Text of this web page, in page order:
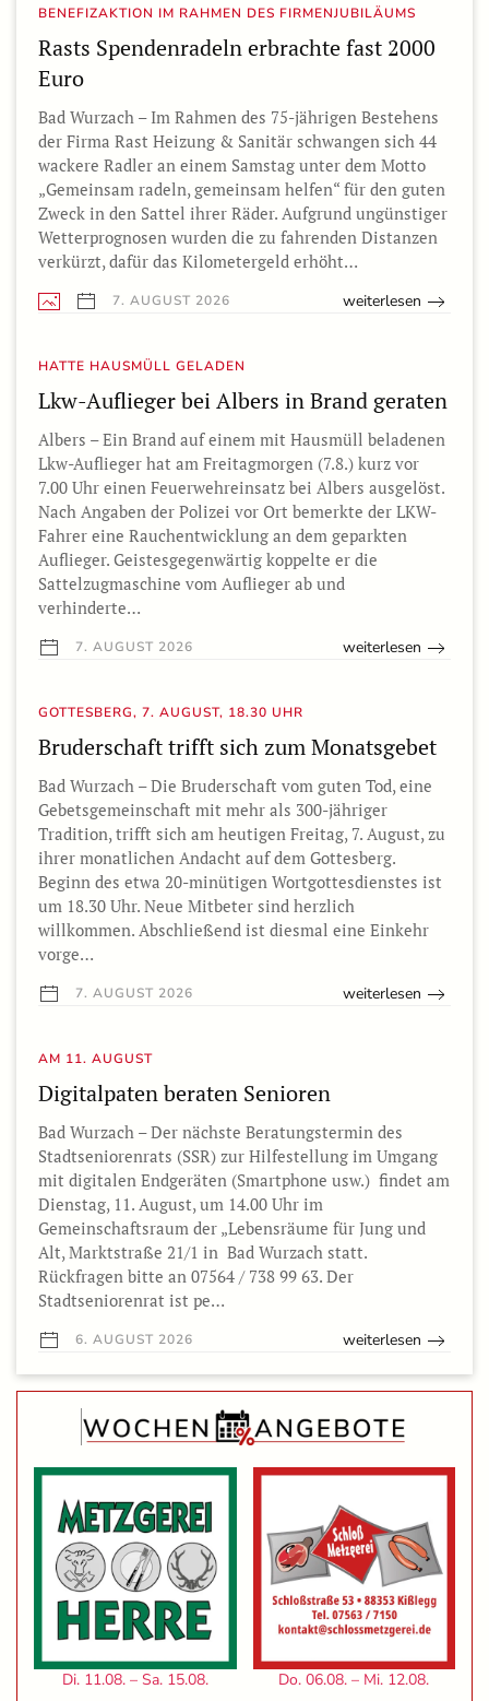
BENEFIZAKTION IM RAHMEN DES FIRMENJUBILÄUMS
Rasts Spendenradeln erbrachte fast 2000
Euro
Bad Wurzach – Im Rahmen des 75-jährigen Bestehens
der Firma Rast Heizung & Sanitär schwangen sich 44
wackere Radler an einem Samstag unter dem Motto
„Gemeinsam radeln, gemeinsam helfen“ für den guten
Zweck in den Sattel ihrer Räder. Aufgrund ungünstiger
Wetterprognosen wurden die zu fahrenden Distanzen
verkürzt, dafür das Kilometergeld erhöht…
7. AUGUST 2026 weiterlesen
HATTE HAUSMÜLL GELADEN
Lkw-Auflieger bei Albers in Brand geraten
Albers – Ein Brand auf einem mit Hausmüll beladenen
Lkw-Auflieger hat am Freitagmorgen (7.8.) kurz vor
7.00 Uhr einen Feuerwehreinsatz bei Albers ausgelöst.
Nach Angaben der Polizei vor Ort bemerkte der LKW-
Fahrer eine Rauchentwicklung an dem geparkten
Auflieger. Geistesgegenwärtig koppelte er die
Sattelzugmaschine vom Auflieger ab und
verhinderte…
7. AUGUST 2026 weiterlesen
GOTTESBERG, 7. AUGUST, 18.30 UHR
Bruderschaft trifft sich zum Monatsgebet
Bad Wurzach – Die Bruderschaft vom guten Tod, eine
Gebetsgemeinschaft mit mehr als 300-jähriger
Tradition, trifft sich am heutigen Freitag, 7. August, zu
ihrer monatlichen Andacht auf dem Gottesberg.
Beginn des etwa 20-minütigen Wortgottesdienstes ist
um 18.30 Uhr. Neue Mitbeter sind herzlich
willkommen. Abschließend ist diesmal eine Einkehr
vorge…
7. AUGUST 2026 weiterlesen
AM 11. AUGUST
Digitalpaten beraten Senioren
Bad Wurzach – Der nächste Beratungstermin des
Stadtseniorenrats (SSR) zur Hilfestellung im Umgang
mit digitalen Endgeräten (Smartphone usw.) findet am
Dienstag, 11. August, um 14.00 Uhr im
Gemeinschaftsraum der „Lebensräume für Jung und
Alt, Marktstraße 21/1 in Bad Wurzach statt.
Rückfragen bitte an 07564 / 738 99 63. Der
Stadtseniorenrat ist pe…
6. AUGUST 2026 weiterlesen
Di. 11.08. – Sa. 15.08. Do. 06.08. – Mi. 12.08.